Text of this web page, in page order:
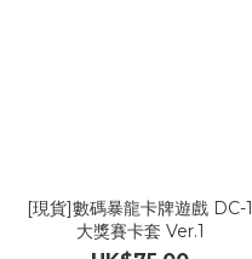
[現貨]數碼暴龍卡牌遊戲 DC-1
大獎賽卡套 Ver.1